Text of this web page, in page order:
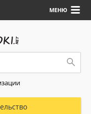
МЕНЮ